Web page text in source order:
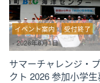
イベント案内
受付終了
-2026年6月1日
サマーチャレンジ・
クト 2026 参加小学